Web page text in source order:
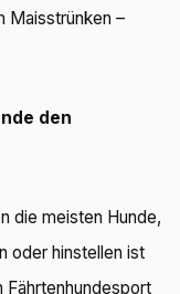
Maisstrünken –
den
die meisten Hunde,
oder hinstellen ist